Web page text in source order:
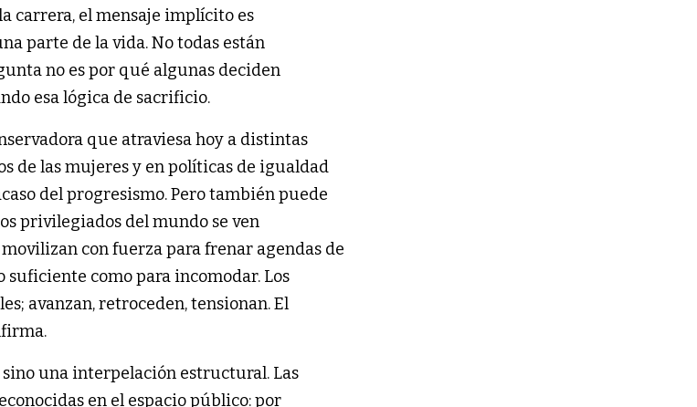
carrera, el mensaje implícito es
parte de la vida. No todas están
no es por qué algunas deciden
esa lógica de sacrificio.
que atraviesa hoy a distintas
de las mujeres y en políticas de igualdad
del progresismo. Pero también puede
privilegiados del mundo se ven
con fuerza para frenar agendas de
suficiente como para incomodar. Los
avanzan, retroceden, tensionan. El
sino una interpelación estructural. Las
en el espacio público: por